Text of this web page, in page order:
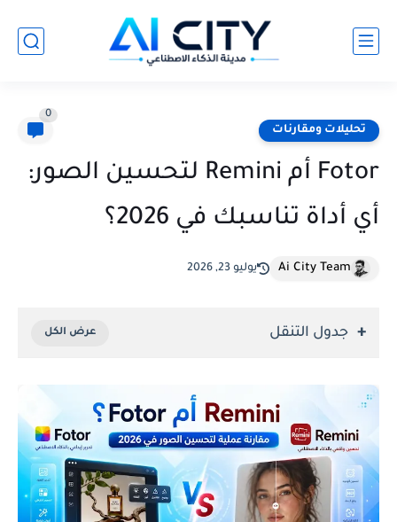
تحليلات ومقارنات
0
Fotor أم Remini لتحسين الصور:
أي أداة تناسبك في 2026؟
Ai City Team يوليو 23, 2026
جدول التنقل